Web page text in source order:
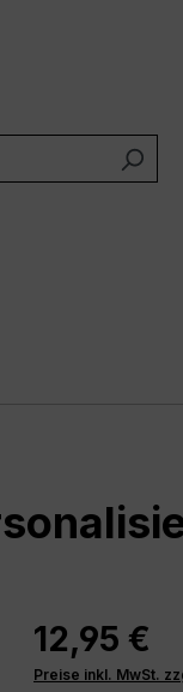
12,95 €
Preise inkl. MwSt.